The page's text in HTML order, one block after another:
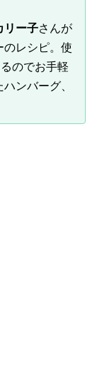
リー子さんが
のレシピ。使
のでお手軽
ンバーグ、